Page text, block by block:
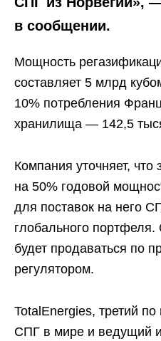
в сообщении.
Мощность
составляет 5 млрд
10% потребления
хранилища — 142,5
Компания уточняет, что
на 50% годовой
для поставок на него
глобального
будет продаваться по
регулятором.
TotalEnergies, третий
СПГ в мире и ведущий